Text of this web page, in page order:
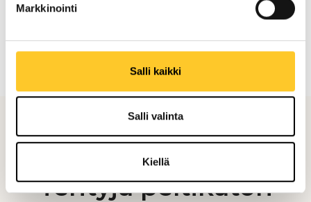
Markkinointi
Salli kaikki
Salli valinta
Kiellä
Tehtyjä peltikaton